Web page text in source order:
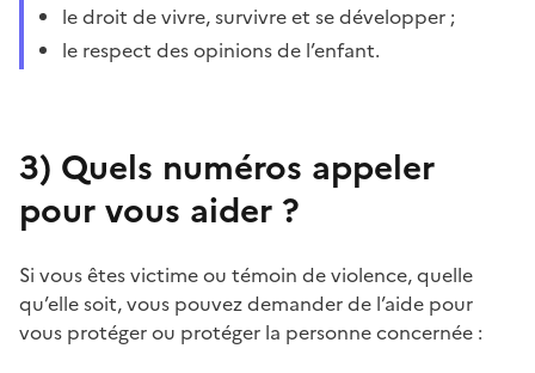
le droit de vivre, survivre et se développer ;
le respect des opinions de l’enfant.
3) Quels numéros appeler
pour vous aider ?
Si vous êtes victime ou témoin de violence, quelle
qu’elle soit, vous pouvez demander de l’aide pour
vous protéger ou protéger la personne concernée :